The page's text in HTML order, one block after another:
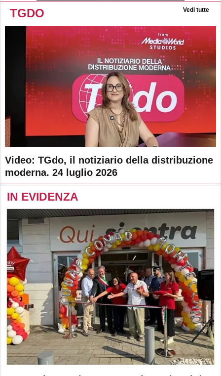
TGDO Vedi tutte
Video: TGdo, il notiziario della distribuzione
moderna. 24 luglio 2026
IN EVIDENZA